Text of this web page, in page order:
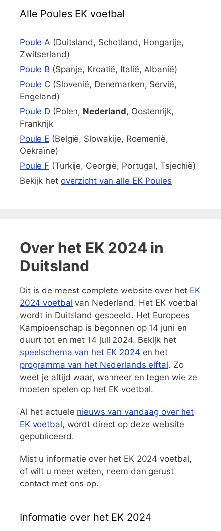
Alle Poules EK voetbal
Poule A (Duitsland, Schotland, Hongarije,
Zwitserland)
Poule B (Spanje, Kroatië, Italië, Albanië)
Poule C (Slovenië, Denemarken, Servië,
Engeland)
Poule D (Polen, Nederland, Oostenrijk,
Frankrijk
Poule E (België, Slowakije, Roemenië,
Oekraïne)
Poule F (Turkije, Georgië, Portugal, Tsjechië)
Bekijk het overzicht van alle EK Poules
Over het EK 2024 in
Duitsland
Dit is de meest complete website over het EK
2024 voetbal van Nederland. Het EK voetbal
wordt in Duitsland gespeeld. Het Europees
Kampioenschap is begonnen op 14 juni en
duurt tot en met 14 juli 2024. Bekijk het
speelschema van het EK 2024 en het
programma van het Nederlands elftal. Zo
weet je altijd waar, wanneer en tegen wie ze
moeten spelen op het EK voetbal.
Al het actuele nieuws van vandaag over het
EK voetbal, wordt direct op deze website
gepubliceerd.
Mist u informatie over het EK 2024 voetbal,
of wilt u meer weten, neem dan gerust
contact met ons op.
Informatie over het EK 2024